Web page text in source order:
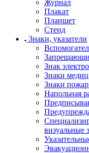
Журнал
Плакат
Планшет
Стенд
Знаки, указатели
Знак
Знаки
Знаки
Напольная
визуальные